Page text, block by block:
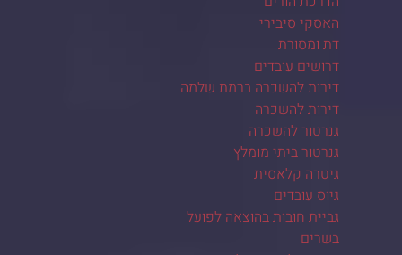
האסקי סיבירי
דת ומסורת
דרושים עובדים
דירות להשכרה ברמת שלמה
דירות להשכרה
גנרטור להשכרה
גנרטור ביתי מומלץ
גיטרה קלאסית
גיוס עובדים
גביית חובות בהוצאה לפועל
בשרים